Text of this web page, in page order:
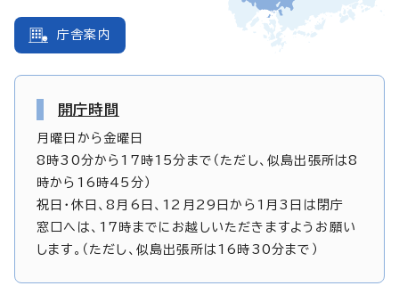
庁舎案内
開庁時間
月曜日から金曜日
8時30分から17時15分まで（ただし、似島出張所は8
時から16時45分）
祝日・休日、8月6日、12月29日から1月3日は閉庁
窓口へは、17時までにお越しいただきますようお願い
します。（ただし、似島出張所は16時30分まで）